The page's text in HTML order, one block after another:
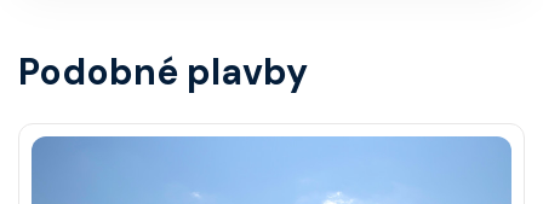
Podobné plavby